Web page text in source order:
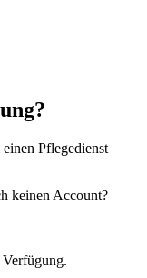
Pflegedienst
keinen Account?